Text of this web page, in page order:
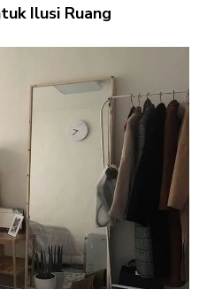
Ilusi Ruang